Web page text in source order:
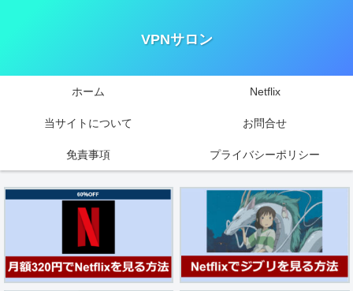
VPNサロン
ホーム Netflix
当サイトについて お問合せ
免責事項 プライバシーポリシー